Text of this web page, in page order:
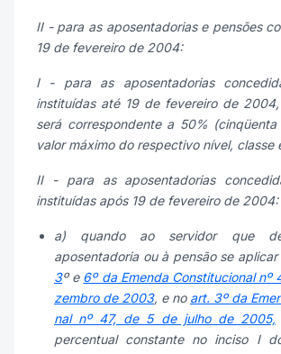
II - para as aposentadorias e pensões
19 de fevereiro de 2004:
I - para as aposentadorias
instituídas até 19 de fevereiro de
será correspondente a 50%
valor máximo do respectivo nível, classe
II - para as aposentadorias
instituídas após 19 de fevereiro de 2004:
a) quando ao servidor que
aposentadoria ou à pensão se
3º e 6º da Emenda Constitucional nº
zembro de 2003, e no art. 3º da
nal nº 47, de 5 de julho de 2005,
percentual constante no inciso I